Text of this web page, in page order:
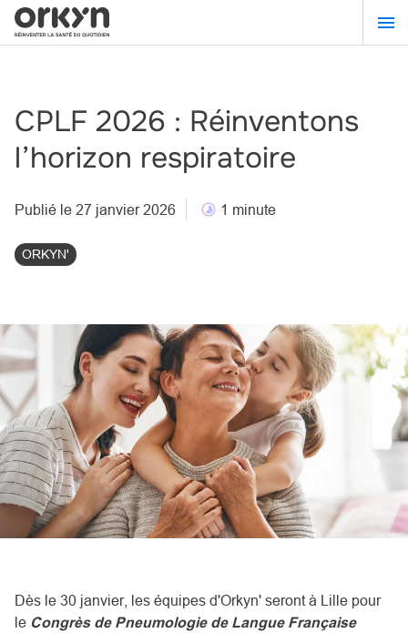
Aller
au
CPLF 2026 : Réinventons
l’horizon respiratoire
Publié le 27 janvier 2026 1 minute
ORKYN'
Dès le 30 janvier, les équipes d'Orkyn' seront à Lille pour
le Congrès de Pneumologie de Langue Française